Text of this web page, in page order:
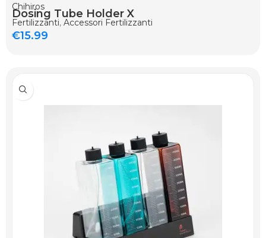
Chihiros
Dosing Tube Holder X
Fertilizzanti, Accessori Fertilizzanti
€15.99